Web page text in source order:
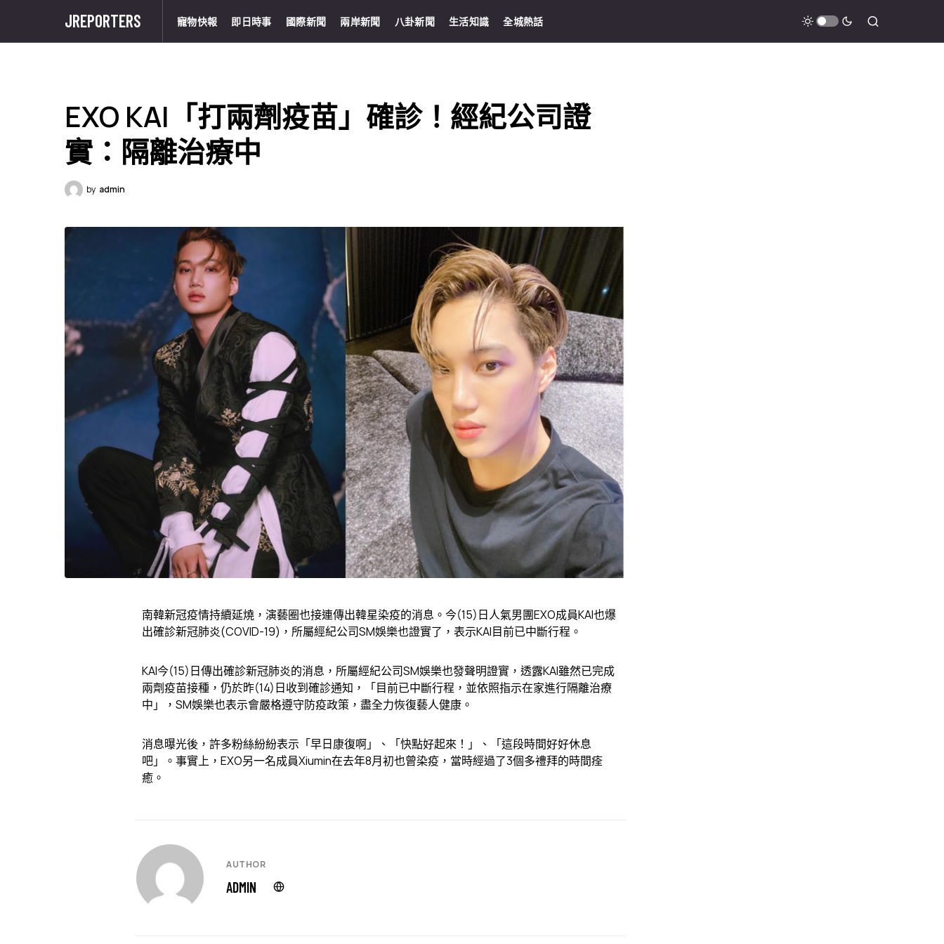
JREPORTERS 寵物快報 即日時事 國際新聞 兩岸新聞 八卦新聞 生活知識 全城熱話
EXO KAI「打兩劑疫苗」確診！經紀公司證
實：隔離治療中
by admin
南韓新冠疫情持續延燒，演藝圈也接連傳出韓星染疫的消息。今(15)日人氣男團EXO成員KAI也爆
出確診新冠肺炎(COVID-19)，所屬經紀公司SM娛樂也證實了，表示KAI目前已中斷行程。
KAI今(15)日傳出確診新冠肺炎的消息，所屬經紀公司SM娛樂也發聲明證實，透露KAI雖然已完成
兩劑疫苗接種，仍於昨(14)日收到確診通知，「目前已中斷行程，並依照指示在家進行隔離治療
中」，SM娛樂也表示會嚴格遵守防疫政策，盡全力恢復藝人健康。
消息曝光後，許多粉絲紛紛表示「早日康復啊」、「快點好起來！」、「這段時間好好休息
吧」。事實上，EXO另一名成員Xiumin在去年8月初也曾染疫，當時經過了3個多禮拜的時間痊
癒。
AUTHOR
ADMIN